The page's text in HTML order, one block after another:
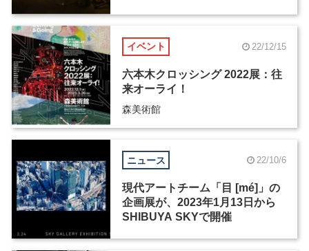
イベント 22/12/15
六本木クロッシング 2022展：往
来オーライ！
森美術館
ニュース 22/10/6
現代アートチーム「目 [mé]」の
企画展が、2023年1月13日から
SHIBUYA SKYで開催